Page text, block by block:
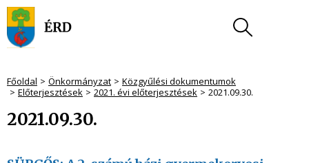
Főoldal Önkormányzat
Közgyűlési dokumentumok
Előterjesztések
2021. évi előterjesztések 2021.09.30.
2021.09.30.